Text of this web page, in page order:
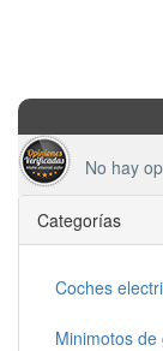
No hay
Categorías
Coches
Minimotos